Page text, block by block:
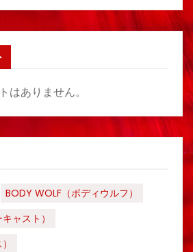
はありません。
BODY WOLF（ボディウルフ）
ャスト）